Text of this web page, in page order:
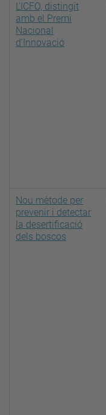
L'ICFO, distingit
amb el Premi
Nacional
d'Innovació
Nou mètode per
prevenir i detectar
la desertificació
dels boscos